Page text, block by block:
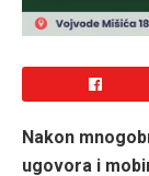
Nakon
ugovora i